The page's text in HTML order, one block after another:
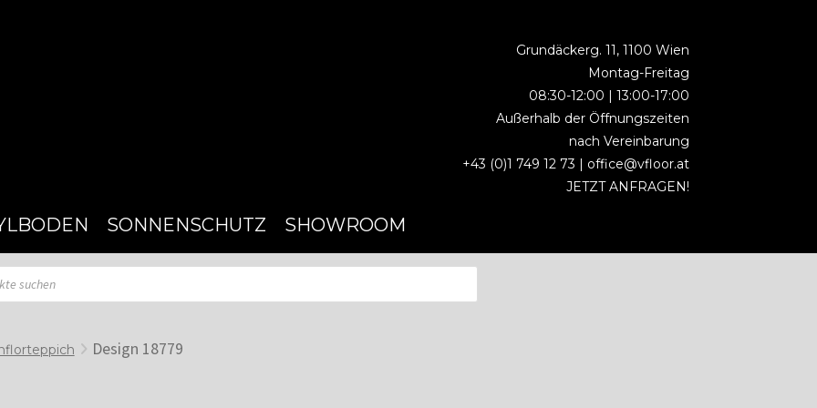
Grundäckerg. 11, 1100 Wien
Montag-Freitag
08:30-12:00 | 13:00-17:00
Außerhalb der Öffnungszeiten
nach Vereinbarung
+43 (0)1 749 12 73 | office@vfloor.at
JETZT ANFRAGEN!
SONNENSCHUTZ SHOWROOM
Design 18779